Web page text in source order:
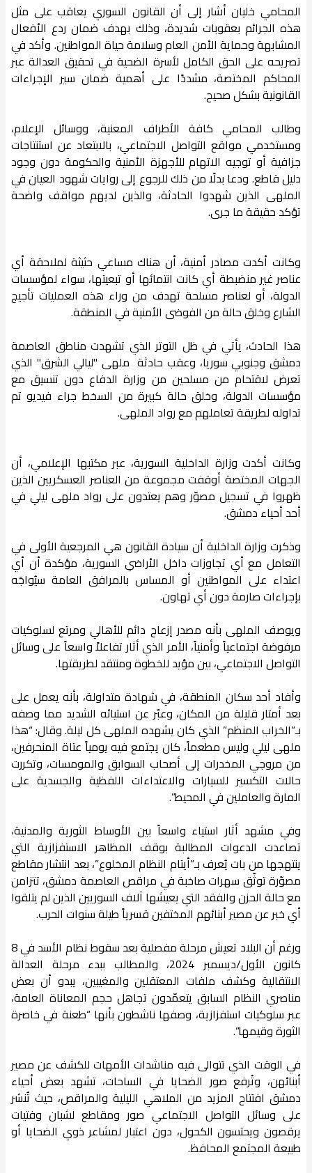
المحامي خليان أشار إلى أن القانون السوري يعاقب على مثل
هذه الجرائم بعقوبات شديدة، وذلك بهدف ضمان ردع الأفعال
المشابهة وحماية الأمن العام وسلامة حياة المواطنين. وأكد في
تصريحه على الحق الكامل لأسرة الضحية في تحقيق العدالة عبر
المحاكم المختصة، مشددًا على أهمية ضمان سير الإجراءات
القانونية بشكل صحيح.
وطالب المحامي كافة الأطراف المعنية، ووسائل الإعلام،
ومستخدمي مواقع التواصل الاجتماعي، بالابتعاد عن استنتاجات
جزافية أو توجيه الاتهام للأجهزة الأمنية والحكومة دون وجود
دليل قاطع. ودعا بدلًا من ذلك للرجوع إلى روايات شهود العيان في
الملهى الذين شهدوا الحادثة، والذين لديهم مواقف واضحة
تؤكد حقيقة ما جرى.
وكانت أكدت مصادر أمنية، أن هناك مساعي حثيثة لملاحقة أي
عناصر غير منضبطة أي كانت انتمائها أو تبعيتها، سواء لمؤسسات
الدولة، أو لعناصر مسلحة تهدف من وراء هذه العمليات تأجيج
الشارع وخلق حالة من الفوضى الأمنية في المنطقة.
هذا الحادث، يأتي في ظل التوتر الذي تشهدت مناطق العاصمة
دمشق وجنوبي سوريا، وعقب حادثة ملهى "ليالي الشرق" الذي
تعرض لاقتحام من مسلحين من وزارة الدفاع دون تنسيق مع
مؤسسات الدولة، وخلق حالة كبيرة من السخط جراء فيديو تم
تداوله لطريقة تعاملهم مع رواد الملهى.
وكانت أكدت وزارة الداخلية السورية، عبر مكتبها الإعلامي، أن
الجهات المختصة أوقفت مجموعة من العناصر العسكريين الذين
ظهروا في تسجيل مصوّر وهم يعتدون على رواد ملهى ليلي في
أحد أحياء دمشق.
وذكرت وزارة الداخلية أن سيادة القانون هي المرجعية الأولى في
التعامل مع أي تجاوزات داخل الأراضي السورية، مؤكدة أن أي
اعتداء على المواطنين أو المساس بالمرافق العامة سيُواجَه
بإجراءات صارمة دون أي تهاون.
ويوصف الملهى بأنه مصدر إزعاج دائم للأهالي ومرتع لسلوكيات
مرفوضة اجتماعياً وأمنياً، الأمر الذي أثار تفاعلاً واسعاً على وسائل
التواصل الاجتماعي، بين مؤيد للخطوة ومنتقد لطريقتها.
وأفاد أحد سكان المنطقة، في شهادة متداولة، بأنه يعمل على
بعد أمتار قليلة من المكان، وعبّر عن استيائه الشديد مما وصفه
بـ”الخراب المنظم” الذي كان يشهده الملهى كل ليلة. وقال: “هذا
ملهى ليلي وليس مطعماً، كان يجتمع فيه يومياً عتاة المنحرفين،
من مروجي المخدرات إلى أصحاب السوابق والمومسات، وتكررت
حالات التكسير للسيارات والاعتداءات اللفظية والجسدية على
المارة والعاملين في المحيط”.
وفي مشهد أثار استياء واسعاً بين الأوساط الثورية والمدنية،
تصاعدت الدعوات المطالبة بوقف المظاهر الاستفزازية التي
ينتهجها من بات يُعرف بـ”أيتام النظام المخلوع”، بعد انتشار مقاطع
مصوّرة توثّق سهرات صاخبة في مراقص العاصمة دمشق، تتزامن
مع حالة الحزن والفقد التي يعيشها آلاف السوريين الذين لم يتلقوا
أي خبر عن مصير أبنائهم المختفين قسرياً طيلة سنوات الحرب.
ورغم أن البلاد تعيش مرحلة مفصلية بعد سقوط نظام الأسد في 8
كانون الأول/ديسمبر 2024، والمطالب ببدء مرحلة العدالة
الانتقالية وكشف ملفات المعتقلين والمغيبين، يبدو أن بعض
مناصري النظام السابق يتعمّدون تجاهل حجم المعاناة العامة،
عبر سلوكيات استفزازية، وصفها ناشطون بأنها “طعنة في خاصرة
الثورة وقيمها”.
في الوقت الذي تتوالى فيه مناشدات الأمهات للكشف عن مصير
أبنائهن، وتُرفع صور الضحايا في الساحات، تشهد بعض أحياء
دمشق افتتاح المزيد من الملاهي الليلية والمراقص، حيث تُنشر
على وسائل التواصل الاجتماعي صور ومقاطع لشبان وفتيات
يرقصون ويحتسون الكحول، دون اعتبار لمشاعر ذوي الضحايا أو
طبيعة المجتمع المحافظ.